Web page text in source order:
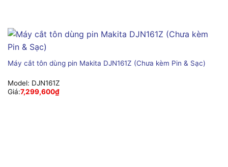
Máy cắt tôn dùng pin Makita DJN161Z (Chưa kèm Pin & Sạc)
Model: DJN161Z
Giá:7,299,600₫